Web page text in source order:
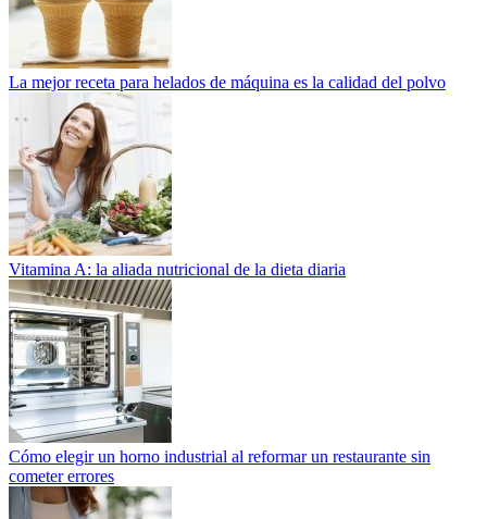
La mejor receta para helados de máquina es la calidad del polvo
Vitamina A: la aliada nutricional de la dieta diaria
Cómo elegir un horno industrial al reformar un restaurante sin
cometer errores